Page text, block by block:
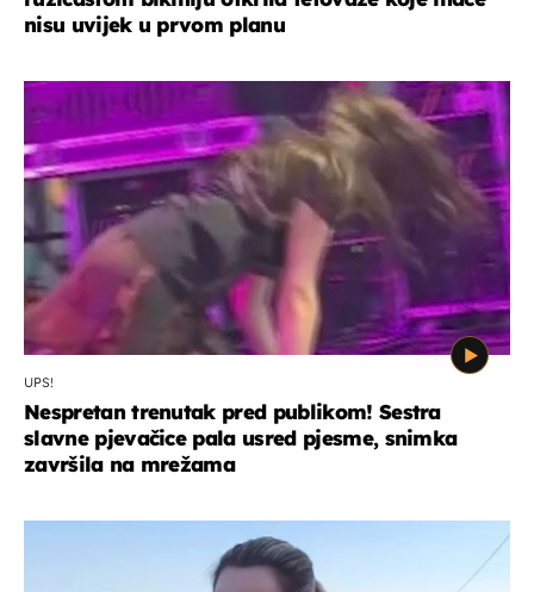
nisu uvijek u prvom planu
UPS!
Nespretan trenutak pred publikom! Sestra
slavne pjevačice pala usred pjesme, snimka
završila na mrežama